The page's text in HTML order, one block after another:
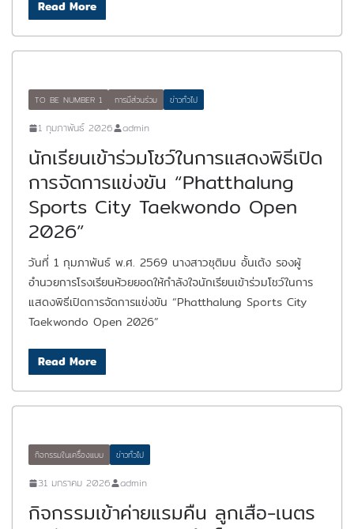
Read More
TO BE NUMBER 1 การมีส่วนร่วม ข่าวทั่วไป
1 กุมภาพันธ์ 2026 admin
นักเรียนเข้าร่วมโชว์ในการแสดงพิธีเปิด
การจัดการแข่งขัน “Phatthalung
Sports City Taekwondo Open
2026”
วันที่ 1 กุมภาพันธ์ พ.ศ. 2569 นางสาวชุติมน อั้นเต้ง รองผู้
อำนวยการโรงเรียนห้วยยอดให้กำลังใจนักเรียนเข้าร่วมโชว์ในการ
แสดงพิธีเปิดการจัดการแข่งขัน “Phatthalung Sports City
Taekwondo Open 2026”
Read More
กิจกรรมในเครื่องแบบ ข่าวทั่วไป
31 มกราคม 2026 admin
กิจกรรมเข้าค่ายแรมคืน ลูกเสือ-เนตร